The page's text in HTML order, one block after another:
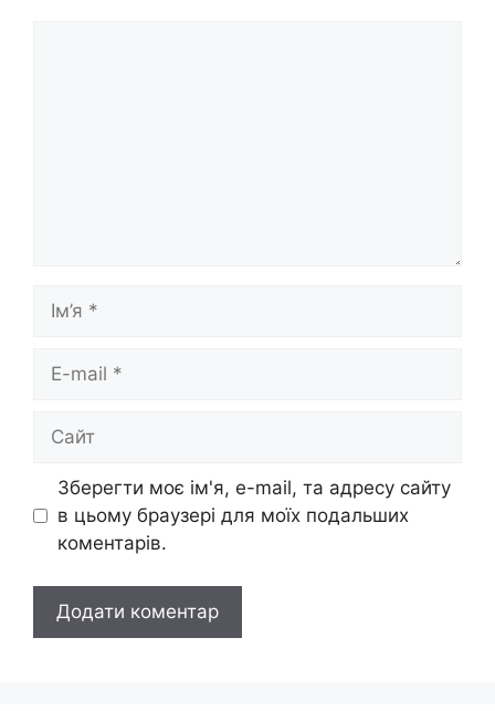
Ім’я
Сайт
Зберегти моє ім'я, e-mail, та адресу сайту
в цьому браузері для моїх подальших
коментарів.